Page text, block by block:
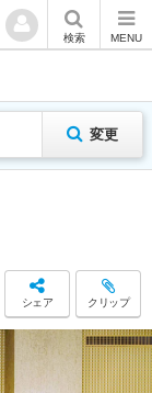
検索 MENU
変更
シェア クリップ